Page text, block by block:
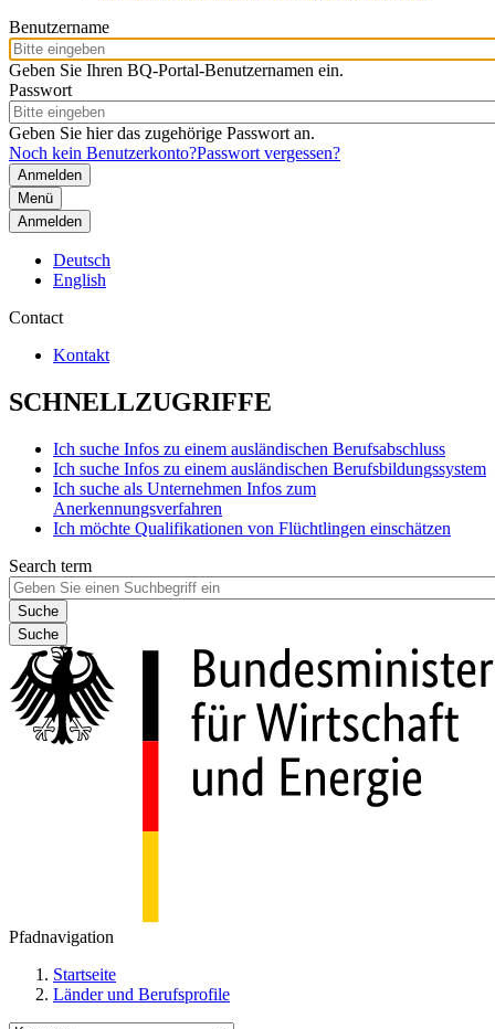
Benutzername
Geben Sie Ihren BQ-Portal-Benutzernamen ein.
Passwort
Geben Sie hier das zugehörige Passwort an.
Noch kein Benutzerkonto?Passwort vergessen?
Menü
Anmelden
Deutsch
English
Contact
Kontakt
SCHNELLZUGRIFFE
Ich suche Infos zu einem ausländischen Berufsabschluss
Ich suche Infos zu einem ausländischen Berufsbildungssystem
Ich suche als Unternehmen Infos zum
Anerkennungsverfahren
Ich möchte Qualifikationen von Flüchtlingen einschätzen
Search term
Suche
Pfadnavigation
Startseite
Länder und Berufsprofile